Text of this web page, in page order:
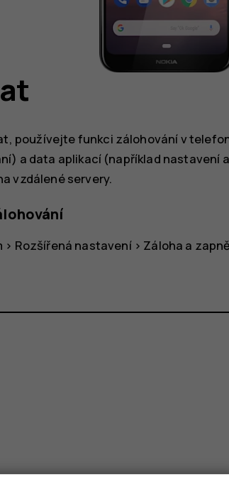
používejte funkci zálohování v
a data aplikací (například nastavení
vzdálené servery.
> Rozšířená nastavení> Záloha a